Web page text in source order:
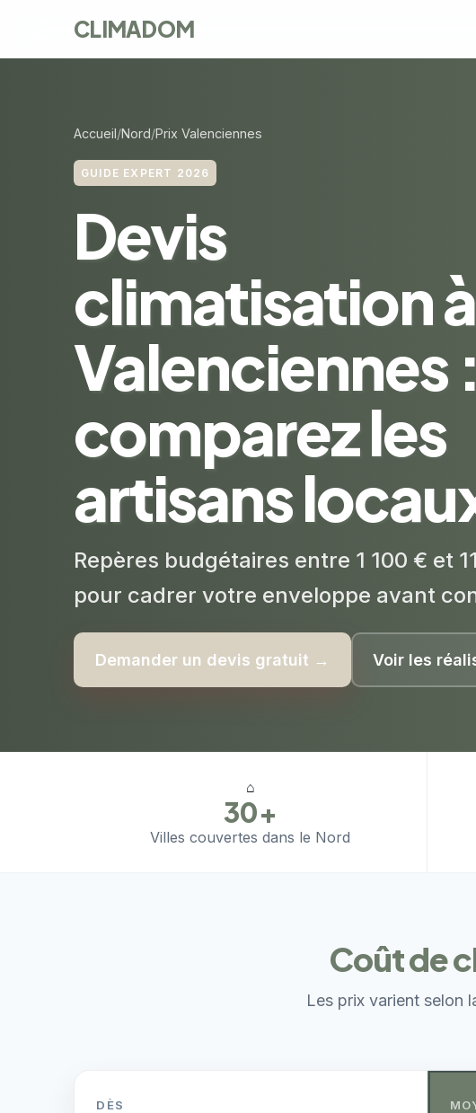
CLIMADOM
Accueil Nord Prix Valenciennes
GUIDE EXPERT 2026
Devis
climatisation à
Valenciennes :
comparez les
artisans
Repères budgétaires entre 1 100 € et
pour cadrer votre enveloppe avant
Demander un devis gratuit → Voir les
⌂
30+
Villes couvertes dans le Nord
Coût de
Les prix varient selon
DÈS